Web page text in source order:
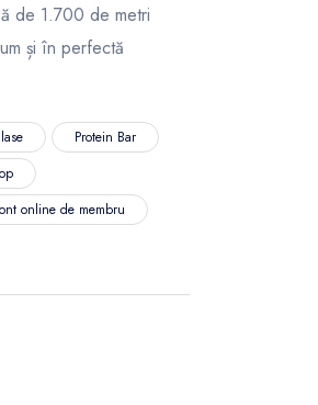
de 1.700 de metri
și în perfectă
Protein Bar
online de membru